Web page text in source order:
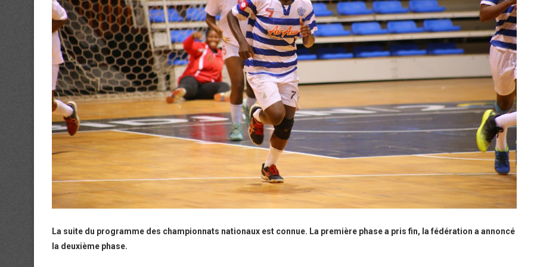
La suite du programme des championnats nationaux est connue. La première phase a pris fin, la fédération a annoncé
la deuxième phase.